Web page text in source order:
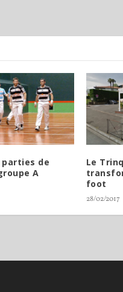
parties de
A
Le
foot
28/02/2017